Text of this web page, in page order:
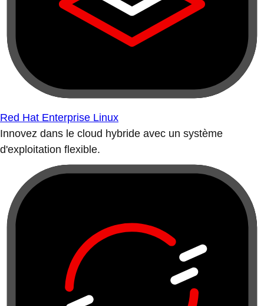
Red Hat Enterprise Linux
Innovez dans le cloud hybride avec un système
d'exploitation flexible.